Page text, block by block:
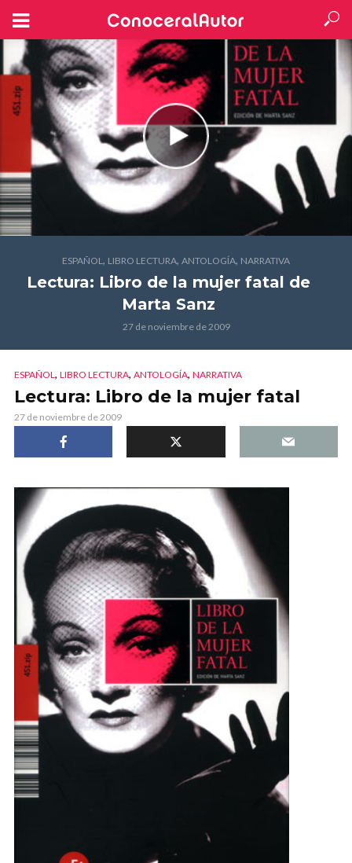
ESPAÑOL, LIBRO LECTURA, ANTOLOGÍA, NARRATIVA
Lectura: Libro de la mujer fatal de
Marta Sanz
27 de noviembre de 2009
ESPAÑOL, LIBRO LECTURA, ANTOLOGÍA, NARRATIVA
Lectura: Libro de la mujer fatal
27 de noviembre de 2009